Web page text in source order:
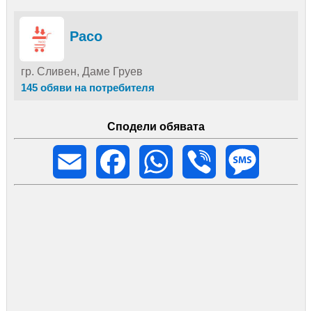
Paco
гр. Сливен, Даме Груев
145 обяви на потребителя
Сподели обявата
Email
Facebook WhatsApp Viber